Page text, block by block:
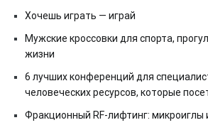
Хочешь играть — играй
Мужские кроссовки для спорта,
жизни
6 лучших конференций для
человеческих ресурсов, которые
Фракционный RF-лифтинг: микроиглы